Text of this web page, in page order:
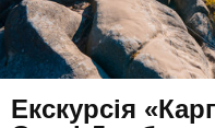
Екскурсія